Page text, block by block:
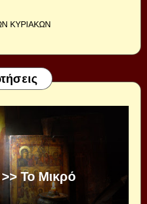
ΚΥΡΙΑΚΩΝ
Το Μικρό